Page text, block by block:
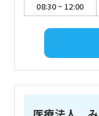
08:30~ 12:00